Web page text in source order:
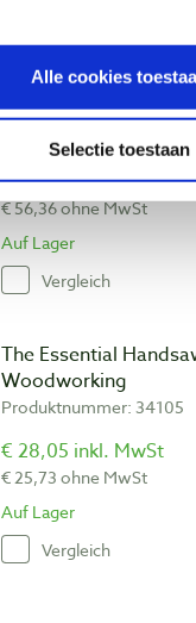
Alle cookies
Selectie toestaan
Spear & Jackson
messing rug 305 mm
Produktnummer: 32094
€ 68,20 inkl. MwSt
€ 56,36 ohne MwSt
Auf Lager
Vergleich
The Essential
Woodworking
Produktnummer: 34105
€ 28,05 inkl. MwSt
€ 25,73 ohne MwSt
Auf Lager
Vergleich